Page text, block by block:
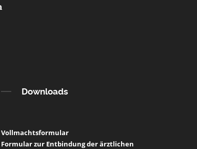
Downloads
Vollmachtsformular
Formular zur Entbindung der ärztlichen